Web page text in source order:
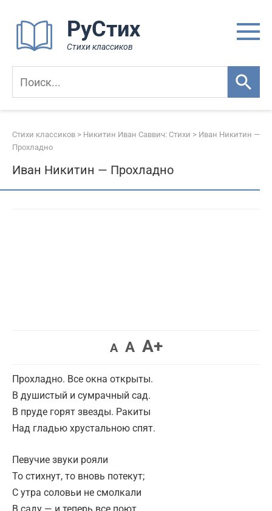
контенту
РуСтих
Стихи классиков
Стихи классиков > Никитин Иван Саввич: Стихи > Иван Никитин —
Прохладно
Иван Никитин — Прохладно
A A A+
Прохладно. Все окна открыты.
В душистый и сумрачный сад.
В пруде горят звезды. Ракиты
Над гладью хрустальною спят.
Певучие звуки рояли
То стихнут, то вновь потекут;
С утра соловьи не смолкали